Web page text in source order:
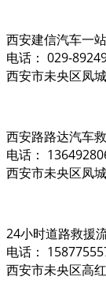
西安建信汽车一
电话： 029-
西安市未央区凤
西安路路达汽车
电话：
西安市未央区凤
24小时道路救援
电话：
西安市未央区高